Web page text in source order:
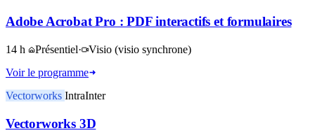
Adobe Acrobat Pro : PDF interactifs et formulaires
14 h Présentiel· Visio (visio synchrone)
Voir le programme
Vectorworks IntraInter
Vectorworks 3D